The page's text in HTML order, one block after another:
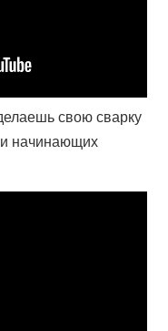
свою сварку
начинающих